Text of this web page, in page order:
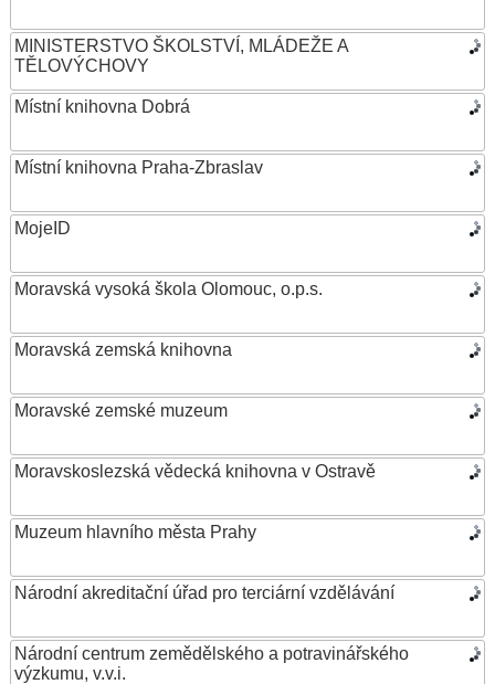
MINISTERSTVO ŠKOLSTVÍ, MLÁDEŽE A
TĚLOVÝCHOVY
Místní knihovna Dobrá
Místní knihovna Praha-Zbraslav
MojeID
Moravská vysoká škola Olomouc, o.p.s.
Moravská zemská knihovna
Moravské zemské muzeum
Moravskoslezská vědecká knihovna v Ostravě
Muzeum hlavního města Prahy
Národní akreditační úřad pro terciární vzdělávání
Národní centrum zemědělského a potravinářského
výzkumu, v.v.i.